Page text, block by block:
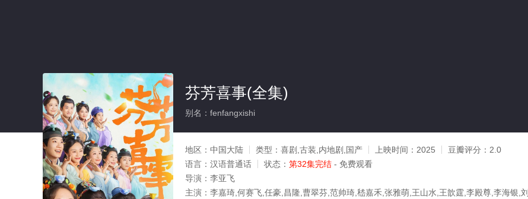
芬芳喜事(全集)
别名：fenfangxishi
地区： 中国大陆 类型： 喜剧,古装,内地剧,国产 上映时间： 2025 豆瓣评分： 2.0
语言： 汉语普通话 状态： 第32集完结 - 免费观看
导演： 李亚飞
主演： 李嘉琦,何赛飞,任豪,昌隆,曹翠芬,范帅琦,嵇嘉禾,张雅萌,王山水,王歆霆,李殿尊,李海银,刘